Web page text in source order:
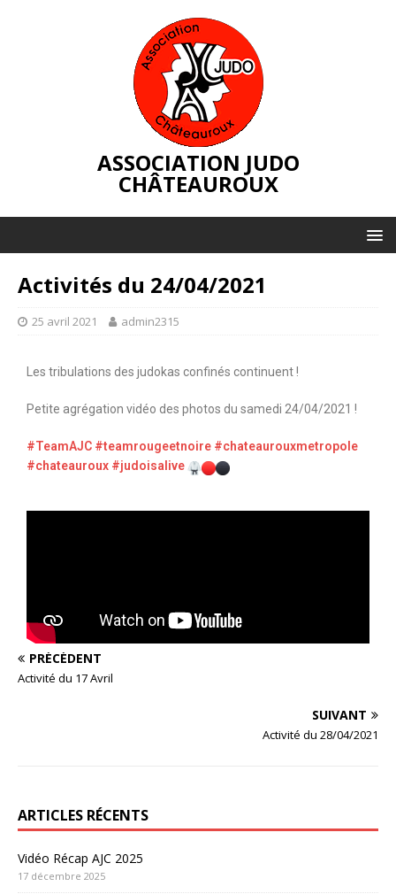
ASSOCIATION JUDO
CHÂTEAUROUX
Activités du 24/04/2021
25 avril 2021 admin2315
Les tribulations des judokas confinés continuent !
Petite agrégation vidéo des photos du samedi 24/04/2021 !
#TeamAJC #teamrougeetnoire #chateaurouxmetropole
#chateauroux #judoisalive
PRÉCÉDENT
Activité du 17 Avril
SUIVANT
Activité du 28/04/2021
ARTICLES RÉCENTS
Vidéo Récap AJC 2025
17 décembre 2025